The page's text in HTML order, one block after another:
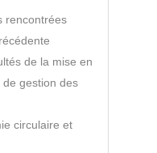
rencontrées
de la mise en
gestion des
circulaire et